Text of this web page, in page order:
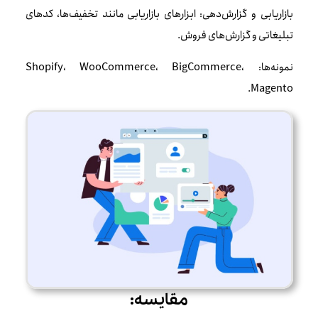
بازاریابی و گزارش‌دهی: ابزارهای بازاریابی مانند تخفیف‌ها، کدهای
تبلیغاتی و گزارش‌های فروش.
نمونه‌ها: Shopify، WooCommerce، BigCommerce،
Magento.
مقایسه: